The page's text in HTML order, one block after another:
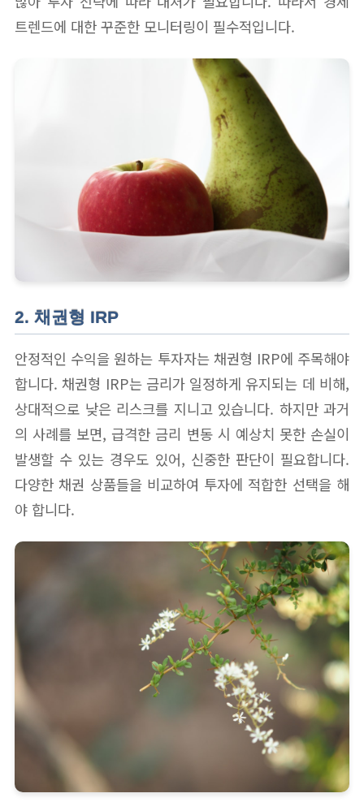
트렌드에 대한 꾸준한 모니터링이 필수적입니다.
2. 채권형 IRP
안정적인 수익을 원하는 투자자는 채권형 IRP에 주목해야
합니다. 채권형 IRP는 금리가 일정하게 유지되는 데 비해,
상대적으로 낮은 리스크를 지니고 있습니다. 하지만 과거
의 사례를 보면, 급격한 금리 변동 시 예상치 못한 손실이
발생할 수 있는 경우도 있어, 신중한 판단이 필요합니다.
다양한 채권 상품들을 비교하여 투자에 적합한 선택을 해
야 합니다.